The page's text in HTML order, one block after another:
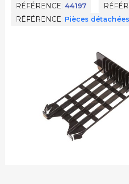
RÉFÉRENCE 44197
RÉFÉRENCE Pièces